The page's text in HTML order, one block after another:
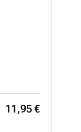
11 ,95 €